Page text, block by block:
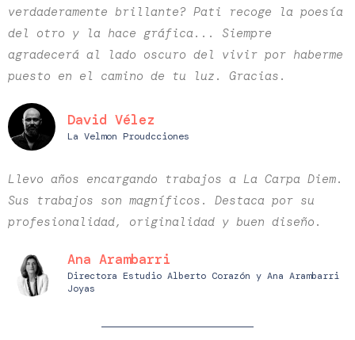
verdaderamente brillante? Pati recoge la poesía
del otro y la hace gráfica... Siempre
agradecerá al lado oscuro del vivir por haberme
puesto en el camino de tu luz. Gracias.
David Vélez
La Velmon Proudcciones
Llevo años encargando trabajos a La Carpa Diem.
Sus trabajos son magníficos. Destaca por su
profesionalidad, originalidad y buen diseño.
Ana Arambarri
Directora Estudio Alberto Corazón y Ana Arambarri
Joyas